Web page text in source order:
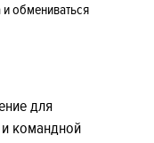
обмениваться
для
командной